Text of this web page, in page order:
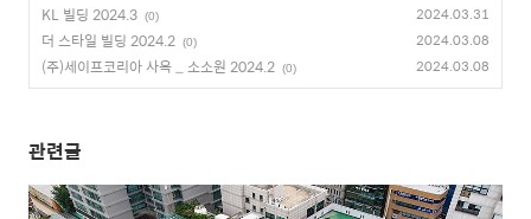
KL 빌딩 2024.3 (0) 2024.03.31
더 스타일 빌딩 2024.2 (0) 2024.03.08
(주)세이프코리아 사옥 _ 소소원 2024.2 (0) 2024.03.08
관련글